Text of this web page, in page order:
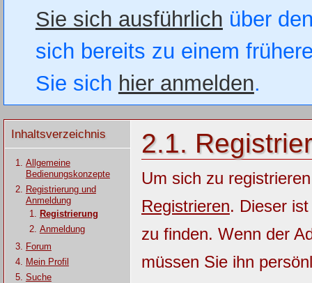
Sie sich ausführlich über
sich bereits zu einem
Sie sich hier anmelden.
Inhaltsverzeichnis
Allgemeine
Bedienungskonzepte
Registrierung und
Anmeldung
Registrierung
Anmeldung
Forum
Mein Profil
Suche
2.1.
Um sich zu
Registrieren. Dieser
zu finden. Wenn der
müssen Sie ihn